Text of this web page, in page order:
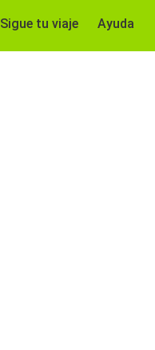
Sigue tu viaje Ayuda